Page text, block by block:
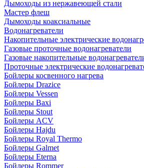
Дымоходы из нержавеющей стали
Мастер флеш
Дымоходы коаксиальные
Водонагреватели
Накопительные электрические
Газовые проточные водонагреватели
Газовые накопительные
Проточные электрические
Бойлеры косвенного нагрева
Бойлеры Drazice
Бойлеры Vessen
Бойлеры Baxi
Бойлеры Stout
Бойлеры ACV
Бойлеры Hajdu
Бойлеры Royal Thermo
Бойлеры Galmet
Бойлеры Eterna
Бойлеры Rommer